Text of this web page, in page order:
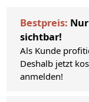
Bestpreis:
sichtbar!
Als Kunde
Deshalb jetzt
anmelden!